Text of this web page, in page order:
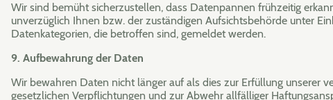
Wir sind bemüht sicherzustellen, dass Datenpannen frühzeitig
unverzüglich Ihnen bzw. der zuständigen Aufsichtsbehörde unter
Datenkategorien, die betroffen sind, gemeldet werden.
9. Aufbewahrung der Daten
Wir bewahren Daten nicht länger auf als dies zur Erfüllung unserer
gesetzlichen Verpflichtungen und zur Abwehr allfälliger